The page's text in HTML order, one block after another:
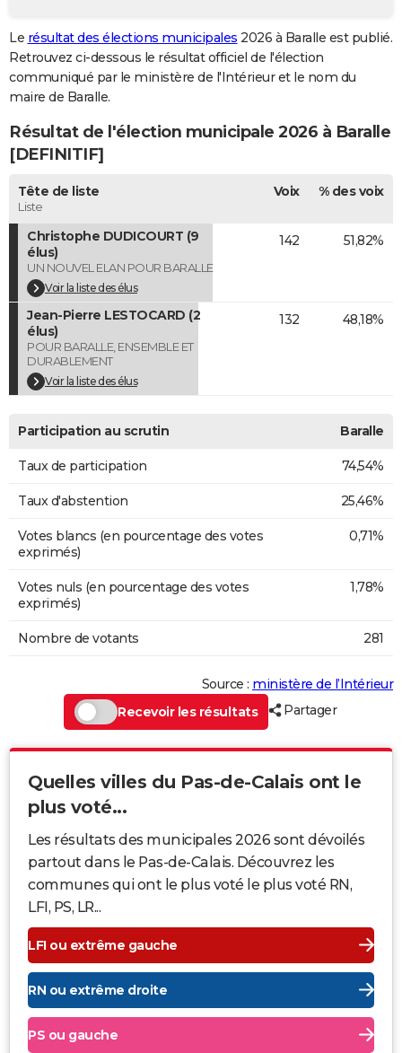
GUIDES D'ACHAT
BONS PLANS
CARTE DE VOEUX
Carte de Noël
Carte Bonne année
Carte Saint-Valentin
Carte Pâques
Carte d'anniversaire
DICTIONNAIRE
Dictionnaire
Biographies
Citations
Expressions
Proverbes
PROGRAMME TV
COPAINS D'AVANT
S'inscrire
Se connecter
Lycées
Collèges
Primaires
Universités
Entreprises
Service militaire
Avis de recherche
AVIS DE DÉCÈS
FORUM
Bricolage
Lifestyle
Culture
Sport
Auto
Television
Voyage
Cinema
Le résultat des élections municipales 2026 à Baralle est publié.
Retrouvez ci-dessous le résultat officiel de l'élection
communiqué par le ministère de l'Intérieur et le nom du
maire de Baralle.
Résultat de l'élection municipale 2026 à Baralle
[DEFINITIF]
Tête de liste
Liste
Voix % des voix
Christophe DUDICOURT (9
élus)
UN NOUVEL ELAN POUR BARALLE
Voir la liste des élus
142 51,82%
Jean-Pierre LESTOCARD (2
élus)
POUR BARALLE, ENSEMBLE ET
DURABLEMENT
Voir la liste des élus
132 48,18%
Participation au scrutin Baralle
Taux de participation 74,54%
Taux d'abstention 25,46%
Votes blancs (en pourcentage des votes
exprimés)
0,71%
Votes nuls (en pourcentage des votes
exprimés)
1,78%
Nombre de votants 281
Source : ministère de l’Intérieur
Recevoir les résultats
Partager
Quelles villes du Pas-de-Calais ont le
plus voté...
Les résultats des municipales 2026 sont dévoilés
partout dans le Pas-de-Calais. Découvrez les
communes qui ont le plus voté le plus voté RN,
LFI, PS, LR...
LFI ou extrême gauche
RN ou extrême droite
PS ou gauche